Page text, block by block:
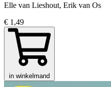
Elle van Lieshout, Erik van Os
€ 1,49
in winkelmand